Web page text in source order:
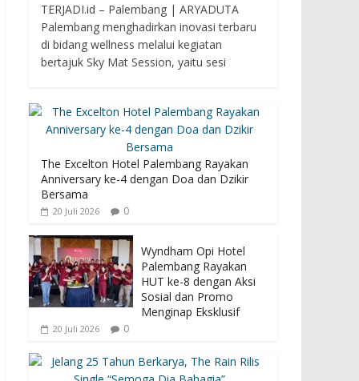
TERJADI.id – Palembang | ARYADUTA
Palembang menghadirkan inovasi terbaru
di bidang wellness melalui kegiatan
bertajuk Sky Mat Session, yaitu sesi
The Excelton Hotel Palembang Rayakan
Anniversary ke-4 dengan Doa dan Dzikir
Bersama
20 Juli 2026 0
Wyndham Opi Hotel
Palembang Rayakan
HUT ke-8 dengan Aksi
Sosial dan Promo
Menginap Eksklusif
20 Juli 2026 0